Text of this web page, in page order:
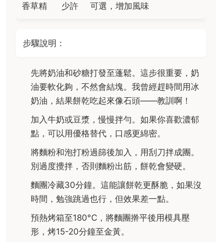
香草精 少許 可選，增加風味
步驟說明：
先將奶油和砂糖打發至蓬鬆。這步很重要，奶
油要軟化夠，不然會結塊。我曾經趕時間用冰
奶油，結果餅乾吃起來像石頭——教訓啊！
加入牛奶或豆漿，慢慢拌勻。如果你喜歡濃郁
點，可以用優格替代，口感更綿密。
將麵粉和泡打粉過篩後加入，用刮刀拌成團。
別過度攪拌，否則麵粉出筋，餅乾會變硬。
麵團冷藏30分鐘。這能讓餅乾更酥脆，如果沒
時間，勉強跳過也行，但效果差一點。
預熱烤箱至180°C，將麵團擀平後用模具壓
形，烤15-20分鐘至金黃。